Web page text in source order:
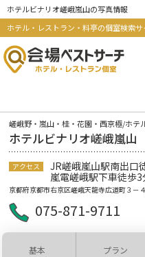
ホテルビナリオ嵯峨嵐山の写真情報
ホテル・レストラン・料亭の個室検索サ
嵯峨野・嵐山・桂・花園・西京極/ホテ
ホテルビナリオ嵯峨嵐山
アクセス
JR嵯峨嵐山駅南出口
嵐電嵯峨駅下車徒歩3
京都府京都市右京区嵯峨天龍寺広道町３－４
075-871-9711
基本 プラン